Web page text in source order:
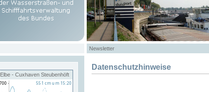
Newsletter
Elbe - Cuxhaven Steubenhöft
Datenschutzhinweise